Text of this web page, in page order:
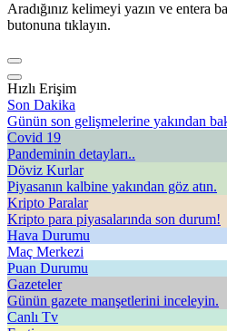
Aradığınız kelimeyi yazın ve entera
butonuna tıklayın.
Hızlı Erişim
Son Dakika
Günün son gelişmelerine yakından
Covid 19
Pandeminin detayları..
Döviz Kurlar
Piyasanın kalbine yakından göz atın.
Kripto Paralar
Kripto para piyasalarında son durum!
Hava Durumu
Maç Merkezi
Puan Durumu
Gazeteler
Günün gazete manşetlerini inceleyin.
Canlı Tv